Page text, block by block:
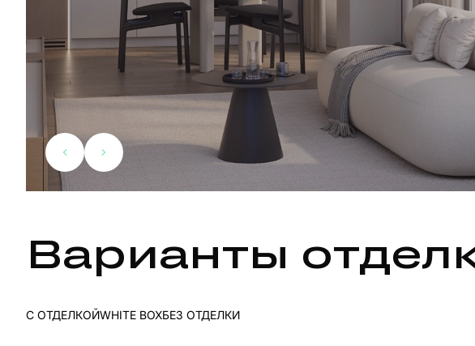
Варианты
С ОТДЕЛКОЙWHITE BOXБЕЗ ОТДЕЛКИ